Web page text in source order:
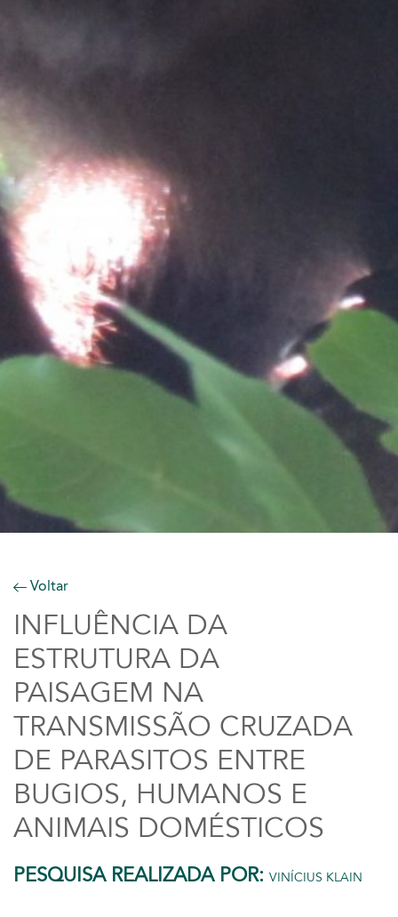
Voltar
INFLUÊNCIA DA
ESTRUTURA DA
PAISAGEM NA
TRANSMISSÃO CRUZADA
DE PARASITOS ENTRE
BUGIOS, HUMANOS E
ANIMAIS DOMÉSTICOS
PESQUISA REALIZADA POR: VINÍCIUS KLAIN